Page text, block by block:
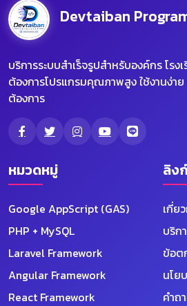
Devtaiban
บริการระบบสำเร็จรูปสำหรับองค์กร โร
ต้องการโปรแกรมคุณภาพสูง ใช้งานง่า
ต้องการ
หมวดหมู่
Google AppScript (GAS)
PHP + MySQL
Laravel Framework
Angular Framework
React Framework
ลิง
เกี่ย
บริก
ข้อต
นโย
คำถ